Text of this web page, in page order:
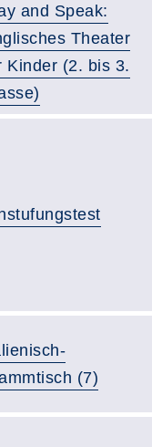
and Speak:
Theater
Kinder (2. bis 3.
(7)